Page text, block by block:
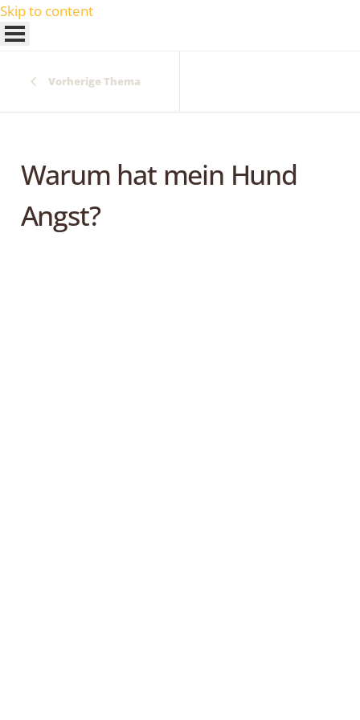
Skip to content
Vorherige Thema
Warum hat mein Hund
Angst?